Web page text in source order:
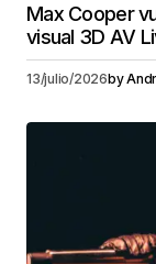
Max Cooper
visual 3D AV
13/julio/2026by